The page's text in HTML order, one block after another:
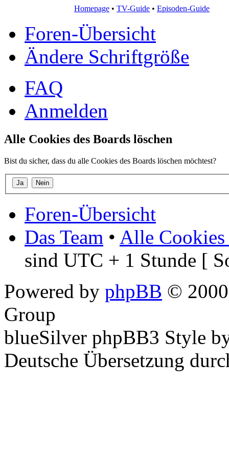
Homepage • TV-Guide • Episoden-Guide
Foren-Übersicht
Ändere Schriftgröße
FAQ
Anmelden
Alle Cookies des Boards löschen
Bist du sicher, dass du alle Cookies des Boards löschen möchtest?
Foren-Übersicht
Das Team • Alle Cookies
sind UTC + 1 Stunde [
Powered by phpBB ©
Group
blueSilver phpBB3 Style
Deutsche Übersetzung